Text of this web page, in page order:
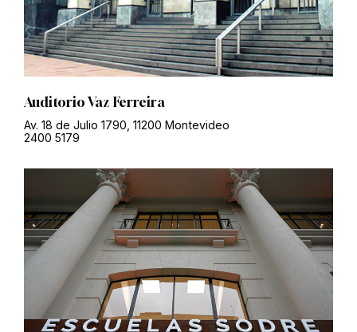
Auditorio Vaz Ferreira
Av. 18 de Julio 1790, 11200 Montevideo
2400 5179